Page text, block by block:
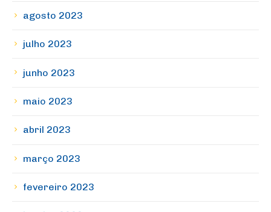
agosto 2023
julho 2023
junho 2023
maio 2023
abril 2023
março 2023
fevereiro 2023